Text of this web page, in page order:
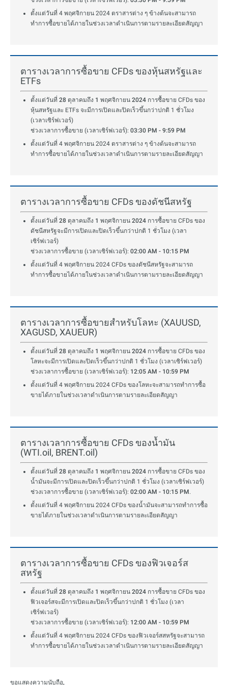
ตั้งแต่วันที่ 4 พฤศจิกายน 2024 ตราสารต่าง ๆ ข้างต้นจะสามารถ
ทำการซื้อขายได้ภายในช่วงเวลาดำเนินการตามรายละเอียดสัญญา
ตารางเวลาการซื้อขาย CFDs ของหุ้นสหรัฐและ
ETFs
ตั้งแต่วันที่ 28 ตุลาคมถึง 1 พฤศจิกายน 2024 การซื้อขาย CFDs ของ
หุ้นสหรัฐและ ETFs จะมีการเปิดและปิดเร็วขึ้นกว่าปกติ 1 ชั่วโมง
(เวลาเซิร์ฟเวอร์)
ช่วงเวลาการซื้อขาย (เวลาเซิร์ฟเวอร์): 03:30 PM - 9:59 PM
ตั้งแต่วันที่ 4 พฤศจิกายน 2024 ตราสารต่าง ๆ ข้างต้นจะสามารถ
ทำการซื้อขายได้ภายในช่วงเวลาดำเนินการตามรายละเอียดสัญญา
ตารางเวลาการซื้อขาย CFDs ของดัชนีสหรัฐ
ตั้งแต่วันที่ 28 ตุลาคมถึง 1 พฤศจิกายน 2024 การซื้อขาย CFDs ของ
ดัชนีสหรัฐจะมีการเปิดและปิดเร็วขึ้นกว่าปกติ 1 ชั่วโมง (เวลา
เซิร์ฟเวอร์)
ช่วงเวลาการซื้อขาย (เวลาเซิร์ฟเวอร์): 02:00 AM - 10:15 PM
ตั้งแต่วันที่ 4 พฤศจิกายน 2024 CFDs ของดัชนีสหรัฐจะสามารถ
ทำการซื้อขายได้ภายในช่วงเวลาดำเนินการตามรายละเอียดสัญญา
ตารางเวลาการซื้อขายสำหรับโลหะ (XAUUSD,
XAGUSD, XAUEUR)
ตั้งแต่วันที่ 28 ตุลาคมถึง 1 พฤศจิกายน 2024 การซื้อขาย CFDs ของ
โลหะจะมีการเปิดและปิดเร็วขึ้นกว่าปกติ 1 ชั่วโมง (เวลาเซิร์ฟเวอร์)
ช่วงเวลาการซื้อขาย (เวลาเซิร์ฟเวอร์): 12:05 AM - 10:59 PM
ตั้งแต่วันที่ 4 พฤศจิกายน 2024 CFDs ของโลหะจะสามารถทำการซื้อ
ขายได้ภายในช่วงเวลาดำเนินการตามรายละเอียดสัญญา
ตารางเวลาการซื้อขาย CFDs ของน้ำมัน
(WTI.oil, BRENT.oil)
ตั้งแต่วันที่ 28 ตุลาคมถึง 1 พฤศจิกายน 2024 การซื้อขาย CFDs ของ
น้ำมันจะมีการเปิดและปิดเร็วขึ้นกว่าปกติ 1 ชั่วโมง (เวลาเซิร์ฟเวอร์)
ช่วงเวลาการซื้อขาย (เวลาเซิร์ฟเวอร์): 02:00 AM - 10:15 PM.
ตั้งแต่วันที่ 4 พฤศจิกายน 2024 CFDs ของน้ำมันจะสามารถทำการซื้อ
ขายได้ภายในช่วงเวลาดำเนินการตามรายละเอียดสัญญา
ตารางเวลาการซื้อขาย CFDs ของฟิวเจอร์ส
สหรัฐ
ตั้งแต่วันที่ 28 ตุลาคมถึง 1 พฤศจิกายน 2024 การซื้อขาย CFDs ของ
ฟิวเจอร์สจะมีการเปิดและปิดเร็วขึ้นกว่าปกติ 1 ชั่วโมง (เวลา
เซิร์ฟเวอร์)
ช่วงเวลาการซื้อขาย (เวลาเซิร์ฟเวอร์): 12:00 AM - 10:59 PM
ตั้งแต่วันที่ 4 พฤศจิกายน 2024 CFDs ของฟิวเจอร์สสหรัฐจะสามารถ
ทำการซื้อขายได้ภายในช่วงเวลาดำเนินการตามรายละเอียดสัญญา
ขอแสดงความนับถือ,